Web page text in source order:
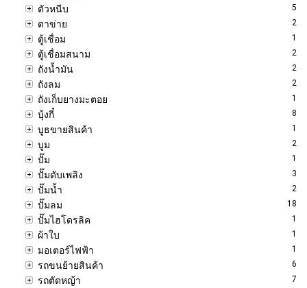
ตัวหนีบ 5
ตาข่าย 2
ตู้เชื่อม 1
ตู้เชื่อมสนาม 2
ถังน้ำมัน 2
ถังลม 2
ถังเก็บยางมะตอย 1
บุ้งกี๋ 8
บูธขายสินค้า 1
บูม 2
ปั๊ม 1
ปั๊มดับเพลิง 3
ปั๊มน้ำ 2
ปั๊มลม 18
ปั๊มไฮโดรลิค 1
ผ้าใบ 1
มอเตอร์ไฟฟ้า 1
รถขนย้ายสินค้า 6
รถตัดหญ้า 7